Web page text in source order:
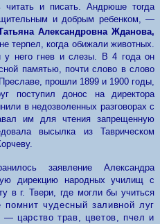
читать и писать. Андрюше тогда
и добрым ребенком, —
Александровна Жданова,
терпел, когда обижали животных.
у него гнев и слезы. В 4 года он
памятью, почти слово в слово
прошли 1899 и 1900 годы,
поступил донос на директора
в недозволенных разговорах с
им для чтения запрещенную
высылка из Таврическом
заявление Александра
дирекцию народных училищ с
в г. Твери, где могли бы учиться
помнит чудесный заливной луг
царство трав, цветов, пчел и